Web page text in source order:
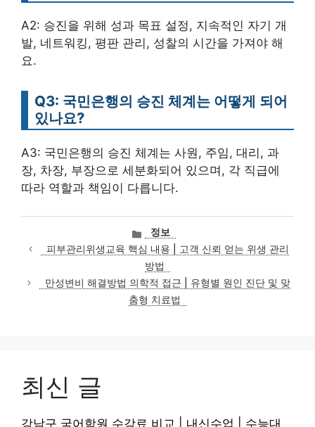
A2: 승진을 위해 성과 목표 설정, 지속적인 자기 개
발, 네트워킹, 평판 관리, 성찰의 시간을 가져야 해
요.
Q3: 국민은행의 승진 체계는 어떻게 되어
있나요?
A3: 국민은행의 승진 체계는 사원, 주임, 대리, 과
장, 차장, 부장으로 세분화되어 있으며, 각 직급에
따라 역할과 책임이 다릅니다.
카
테
고
리
정보
피부관리위생교육 핵심 내용 | 고객 신뢰 얻는 위생 관리
방법
만성변비 해결방법 의학적 접근 | 유형별 원인 진단 및 맞
춤형 치료법
최신 글
강남구 국어학원 수강료 비교 | 내신수업 | 수능대